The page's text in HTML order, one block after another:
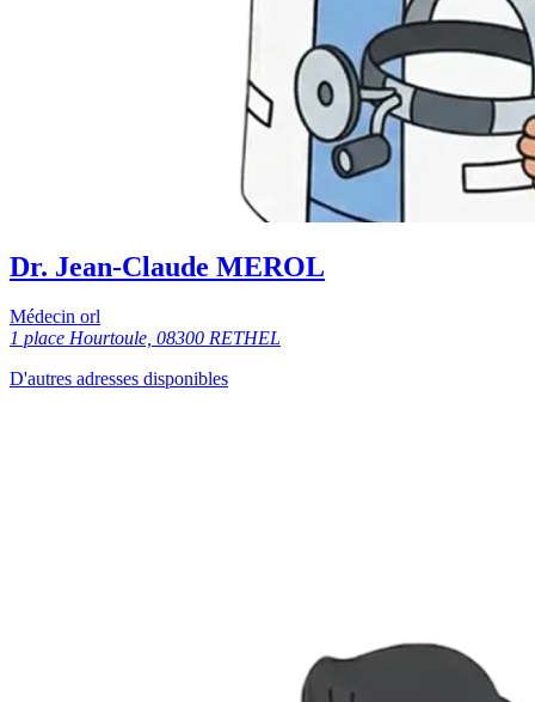
Dr. Jean-Claude MEROL
Médecin orl
1 place Hourtoule, 08300 RETHEL
D'autres adresses disponibles